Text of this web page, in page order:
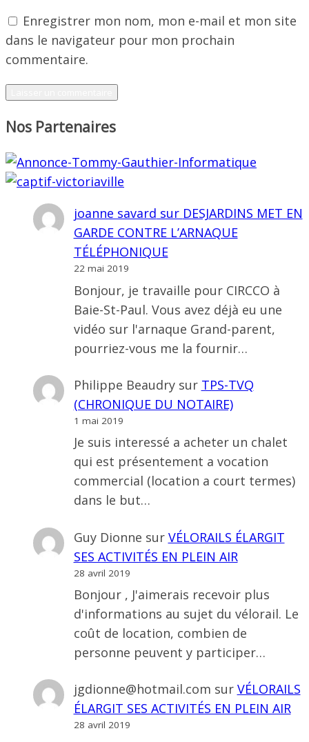
Enregistrer mon nom, mon e-mail et mon site
dans le navigateur pour mon prochain
commentaire.
Nos Partenaires
joanne savard sur DESJARDINS MET EN
GARDE CONTRE L’ARNAQUE
TÉLÉPHONIQUE
22 mai 2019
Bonjour, je travaille pour CIRCCO à
Baie-St-Paul. Vous avez déjà eu une
vidéo sur l'arnaque Grand-parent,
pourriez-vous me la fournir…
Philippe Beaudrysur TPS-TVQ
(CHRONIQUE DU NOTAIRE)
1 mai 2019
Je suis interessé a acheter un chalet
qui est présentement a vocation
commercial (location a court termes)
dans le but…
Guy Dionne sur VÉLORAILS ÉLARGIT
SES ACTIVITÉS EN PLEIN AIR
28 avril 2019
Bonjour , J'aimerais recevoir plus
d'informations au sujet du vélorail. Le
coût de location, combien de
personne peuvent y participer…
jgdionne@hotmail.com sur VÉLORAILS
ÉLARGIT SES ACTIVITÉS EN PLEIN AIR
28 avril 2019